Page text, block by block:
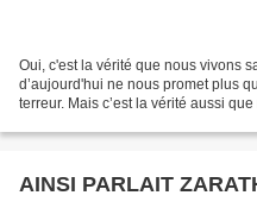
Oui, c'est la vérité que nous vivons
d’aujourd'hui ne nous promet plus
terreur. Mais c’est la vérité aussi
AINSI PARLAIT